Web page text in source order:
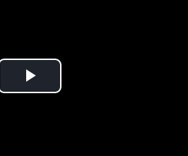
Play Video